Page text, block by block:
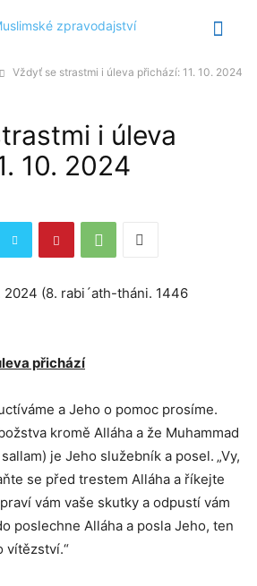
Vždyť se strastmi i úleva přichází: 11. 10. 2024
i úleva
10. 2024
2024 (8. rabi´ath-tháni. 1446
přichází
a Jeho o pomoc prosíme.
kromě Alláha a že Muhammad
je Jeho služebník a posel. „Vy,
se před trestem Alláha a říkejte
vám vaše skutky a odpustí vám
poslechne Alláha a posla Jeho, ten
vítězství.“